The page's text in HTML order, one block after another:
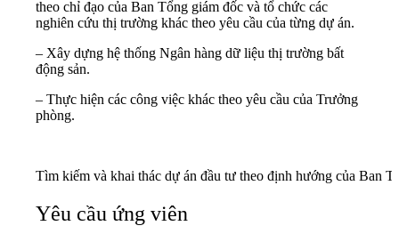
theo chỉ đạo của Ban Tổng giám đốc và tổ chức các
nghiên cứu thị trường khác theo yêu cầu của từng dự án.
– Xây dựng hệ thống Ngân hàng dữ liệu thị trường bất
động sản.
– Thực hiện các công việc khác theo yêu cầu của Trưởng
phòng.
Tìm kiếm và khai thác dự án đầu tư theo định hướng của Ban
Yêu cầu ứng viên